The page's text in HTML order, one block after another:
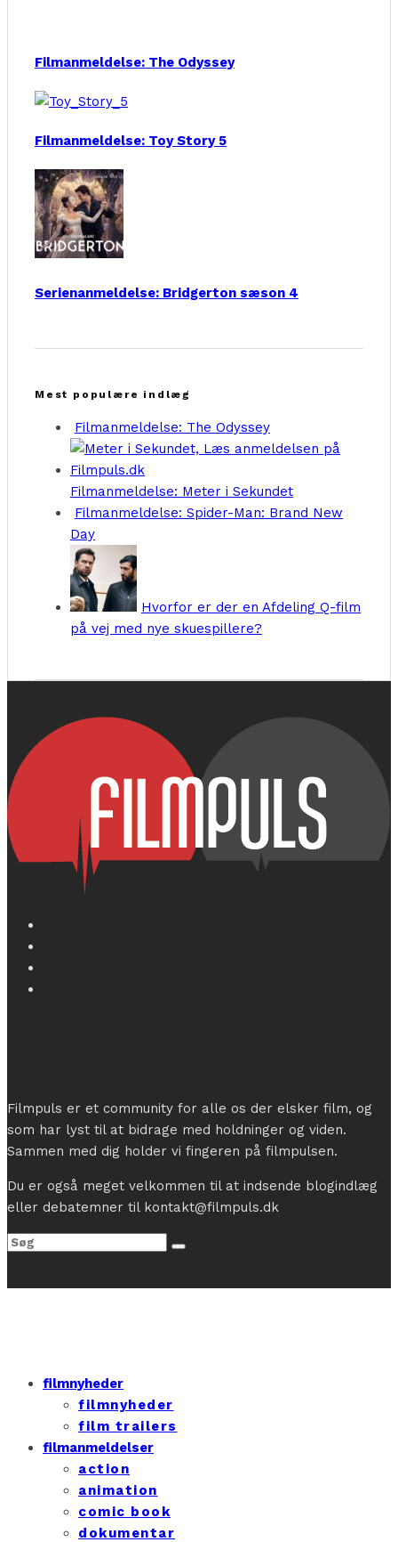
Filmanmeldelse: The Odyssey
Filmanmeldelse: Toy Story 5
Serienanmeldelse: Bridgerton sæson 4
Mest populære indlæg
Filmanmeldelse: The Odyssey
Filmanmeldelse: Meter i Sekundet
Filmanmeldelse: Spider-Man: Brand New
Day
Hvorfor er der en Afdeling Q-film
på vej med nye skuespillere?
Filmpuls er et community for alle os der elsker film, og
som har lyst til at bidrage med holdninger og viden.
Sammen med dig holder vi fingeren på filmpulsen.
Du er også meget velkommen til at indsende blogindlæg
eller debatemner til kontakt@filmpuls.dk
filmnyheder
filmnyheder
film trailers
filmanmeldelser
action
animation
comic book
dokumentar